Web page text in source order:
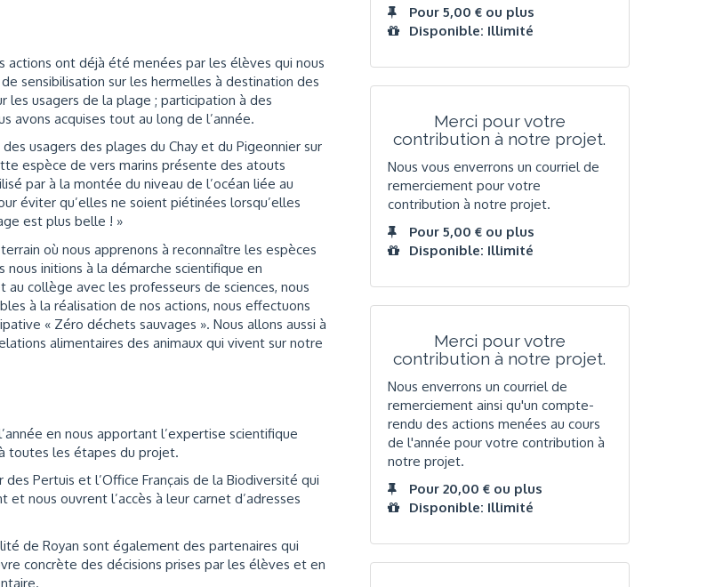
ont déjà été menées par les élèves qui nous
sensibilisation sur les hermelles à destination des
les usagers de la plage ; participation à des
avons acquises tout au long de l’année.
usagers des plages du Chay et du Pigeonnier sur
espèce de vers marins présente des atouts
par à la montée du niveau de l’océan liée au
éviter qu’elles ne soient piétinées lorsqu’elles
est plus belle ! »
où nous apprenons à reconnaître les espèces
initions à la démarche scientifique en
collège avec les professeurs de sciences, nous
à la réalisation de nos actions, nous effectuons
« Zéro déchets sauvages ». Nous allons aussi à
alimentaires des animaux qui vivent sur notre
en nous apportant l’expertise scientifique
toutes les étapes du projet.
Pertuis et l’Office Français de la Biodiversité qui
nous ouvrent l’accès à leur carnet d’adresses
de Royan sont également des partenaires qui
concrète des décisions prises par les élèves et en
Pour 5,00 € ou plus
Disponible: Illimité
Merci pour votre
contribution à notre projet.
Nous vous enverrons un courriel de
remerciement pour votre
contribution à notre projet.
Pour 5,00 € ou plus
Disponible: Illimité
Merci pour votre
contribution à notre projet.
Nous enverrons un courriel de
remerciement ainsi qu'un compte-
rendu des actions menées au cours
de l'année pour votre contribution à
notre projet.
Pour 20,00 € ou plus
Disponible: Illimité